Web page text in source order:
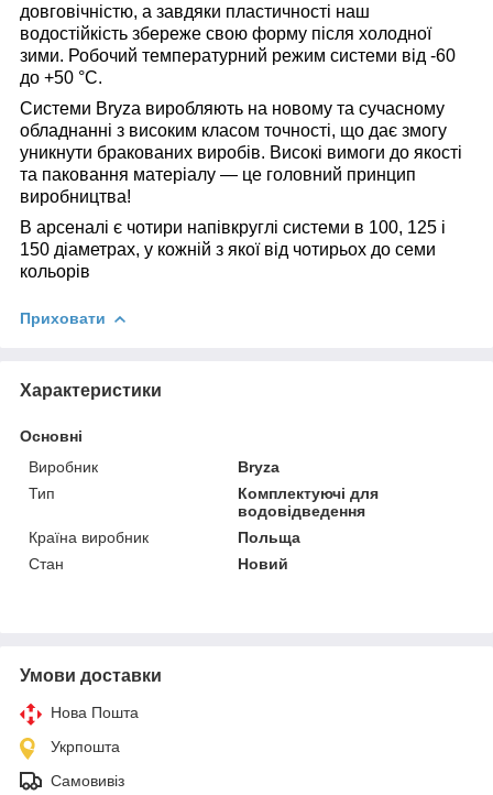
довговічністю, а завдяки пластичності наш
водостійкість збереже свою форму після холодної
зими. Робочий температурний режим системи від -60
до +50 °C.
Системи Bryza виробляють на новому та сучасному
обладнанні з високим класом точності, що дає змогу
уникнути бракованих виробів. Високі вимоги до якості
та паковання матеріалу — це головний принцип
виробництва!
В арсеналі є чотири напівкруглі системи в 100, 125 і
150 діаметрах, у кожній з якої від чотирьох до семи
кольорів
Приховати
Характеристики
Основні
Виробник
Bryza
Тип
Комплектуючі для
водовідведення
Країна виробник
Польща
Стан
Новий
Умови доставки
Нова Пошта
Укрпошта
Самовивіз